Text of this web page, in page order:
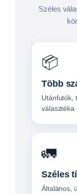
Széles
📦
Több
Utánfutók,
választéka
🚛
Széles
Általános,